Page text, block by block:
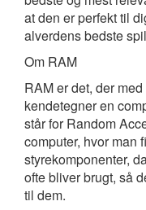
at den er perfekt til
alverdens bedste
Om RAM
RAM er det, der
kendetegner en
står for Random
computer, hvor man
styrekomponenter,
ofte bliver brugt, så
til dem.